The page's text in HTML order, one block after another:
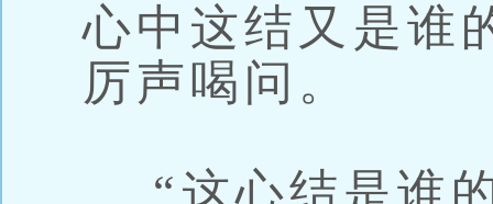
心中这结又是谁
厉声喝问。
“这心结是谁